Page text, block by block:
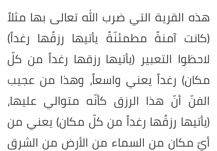
هذه القرية التي ضرب الله تعالى بها مثلاً
(كانت آمنةً مطمئنّةً يأتيها رزقُها رغداً)
لاحظوا التعبير (يأتيها رزقها رغداً من كلّ
مكان) رغداً يعني واسعاً، وهذا من عجيب
الفنّ أنّ هذا الرزق كأنّه متوالي عليها،
(يأتيها رزقُها رغداً من كلّ مكان) يعني من
أيّ مكان من السماء من الأرض من الشرق